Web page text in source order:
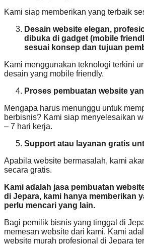
Kami siap memberikan yang terbaik
Desain website elegan,
dibuka di gadget (mobile
sesuai konsep dan tujuan
Kami menggunakan teknologi terkini
desain yang mobile friendly.
Proses pembuatan website
Mengapa harus menunggu untuk
berbisnis? Kami siap menyelesaikan
– 7 hari kerja.
Support atau layanan gratis
Apabila website bermasalah, kami
secara gratis.
Kami adalah jasa pembuatan
di Jepara, kami hanya memberikan
perlu mencari yang lain.
Bagi pemilik bisnis yang tinggal di
memesan website dari kami. Kami
website murah profesional di Jepara